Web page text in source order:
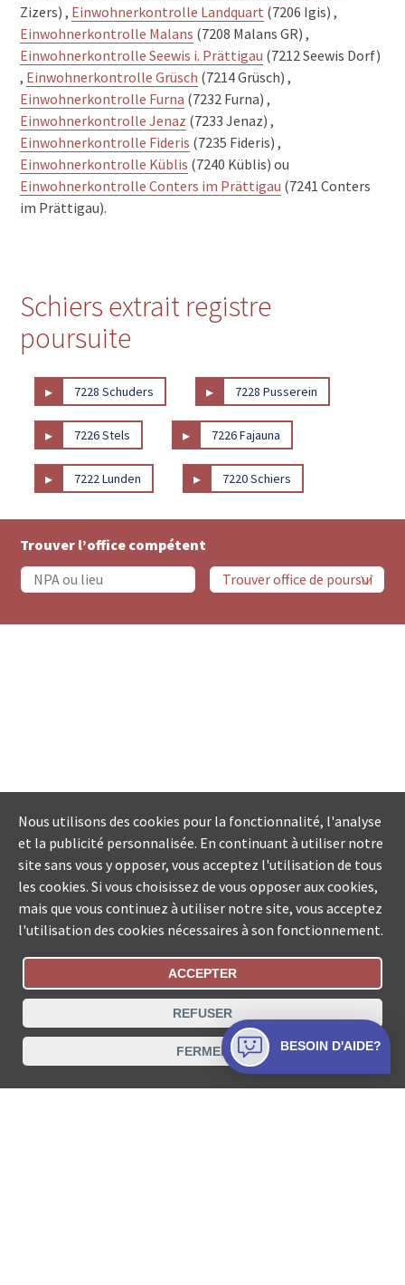
Zizers) , Einwohnerkontrolle Landquart (7206 Igis) ,
Einwohnerkontrolle Malans (7208 Malans GR) ,
Einwohnerkontrolle Seewis i. Prättigau (7212 Seewis Dorf)
, Einwohnerkontrolle Grüsch (7214 Grüsch) ,
Einwohnerkontrolle Furna (7232 Furna) ,
Einwohnerkontrolle Jenaz (7233 Jenaz) ,
Einwohnerkontrolle Fideris (7235 Fideris) ,
Einwohnerkontrolle Küblis (7240 Küblis) ou
Einwohnerkontrolle Conters im Prättigau (7241 Conters
im Prättigau).
Schiers extrait registre
poursuite
▸ 7228 Schuders ▸ 7228 Pusserein
▸ 7226 Stels ▸ 7226 Fajauna
▸ 7222 Lunden ▸ 7220 Schiers
Trouver l’office compétent
Statut De La Commande
Recherche des offices de Suisse
Protection des données Mentions légales
Conditions d’utilisation Contact
Nous utilisons des cookies pour la fonctionnalité, l'analyse
et la publicité personnalisée. En continuant à utiliser notre
site sans vous y opposer, vous acceptez l'utilisation de tous
les cookies. Si vous choisissez de vous opposer aux cookies,
mais que vous continuez à utiliser notre site, vous acceptez
l'utilisation des cookies nécessaires à son fonctionnement.
ACCEPTER
REFUSER
FERMER BESOIN D'AIDE?